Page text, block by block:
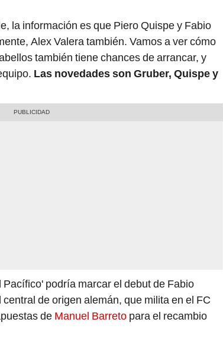
la información es que Piero Quispe y Fabio
Alex Valera también. Vamos a ver cómo
también tiene chances de arrancar, y
Las novedades son Gruber, Quispe y
podría marcar el debut de Fabio
de origen alemán, que milita en el FC
de Manuel Barreto para el recambio